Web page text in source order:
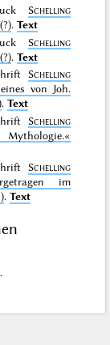
Schelling
(?).Text
Schelling
(?).Text
Schelling
von Joh.
.Text
Schelling
Schelling
im
.Text